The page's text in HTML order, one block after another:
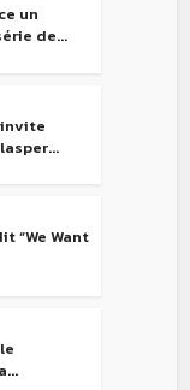
un
de...
“We Want